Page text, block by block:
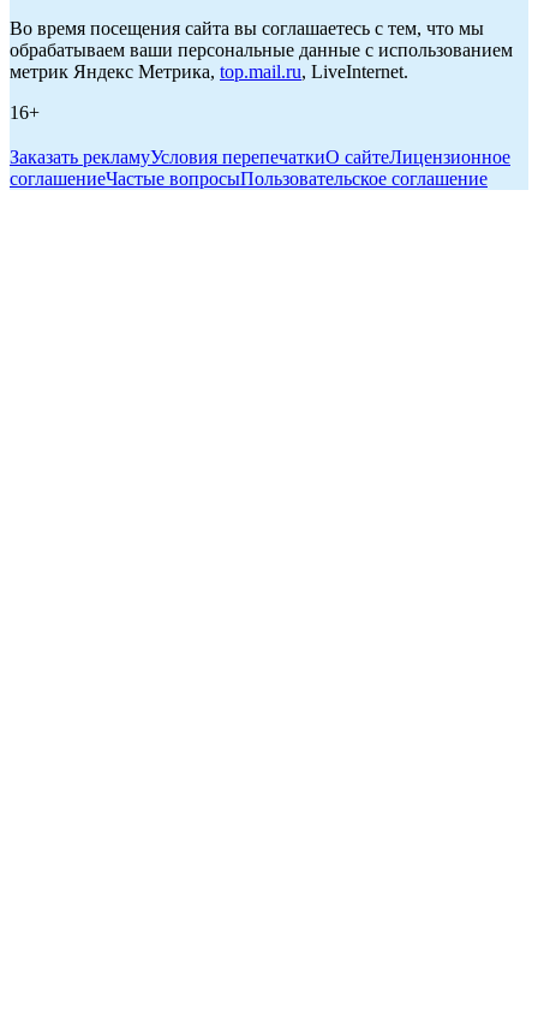
Во время посещения сайта вы соглашаетесь с тем, что мы
обрабатываем ваши персональные данные с использованием
метрик Яндекс Метрика, top.mail.ru, LiveInternet.
16+
Заказать рекламуУсловия перепечаткиО сайтеЛицензионное
соглашениеЧастые вопросыПользовательское соглашение